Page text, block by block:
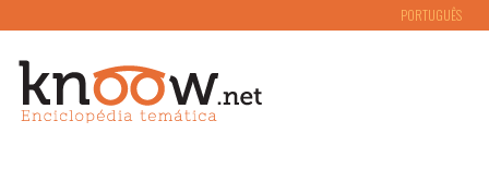
PORTUGUÊS